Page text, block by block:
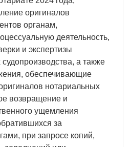
оригиналов
органам,
деятельность,
и экспертизы
а также
обеспечивающие
нотариальных
возвращение и
ущемления
за
при запросе копий,